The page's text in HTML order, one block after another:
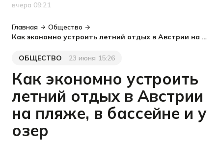
Дата публикации
вчера 09:21
Главная
Общество
Как экономно устроить летний отдых в Австрии на пляже, в бассейне и у озер
Категория
ОБЩЕСТВО
Дата публикации
23 июня 15:26
Как экономно устроить
летний отдых в Австрии
на пляже, в бассейне и у
озер